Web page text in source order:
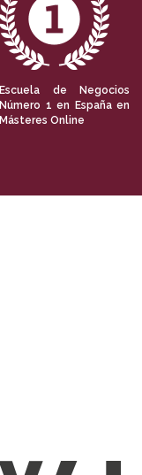
Escuela de Negocios
Número 1 en España en
Másteres Online